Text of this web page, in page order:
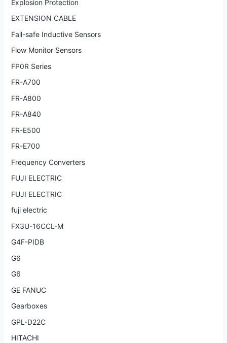
Explosion Protection
EXTENSION CABLE
Fail-safe Inductive Sensors
Flow Monitor Sensors
FP0R Series
FR-A700
FR-A800
FR-A840
FR-E500
FR-E700
Frequency Converters
FUJI ELECTRIC
FUJI ELECTRIC
fuji electric
FX3U-16CCL-M
G4F-PIDB
G6
G6
GE FANUC
Gearboxes
GPL-D22C
HITACHI